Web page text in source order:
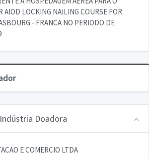
AIOD LOCKING NAILING COURSE FOR
- FRANCA NO PERIODO DE
Doadora
E COMERCIO LTDA